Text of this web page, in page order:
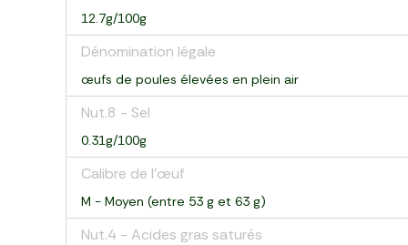
12.7g/100g
Dénomination légale
œufs de poules élevées en plein air
Nut.8 - Sel
0.31g/100g
Calibre de l’œuf
M - Moyen (entre 53 g et 63 g)
Nut.4 - Acides gras saturés